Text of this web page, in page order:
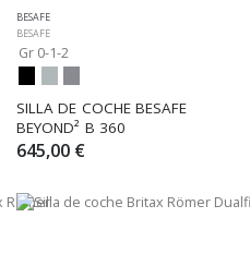
BESAFE
BESAFE
Gr 0-1-2
SILLA DE COCHE BESAFE
BEYOND² B 360
645,00 €